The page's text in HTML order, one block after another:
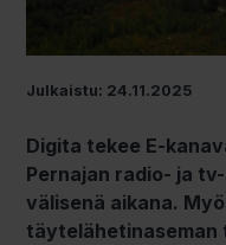
Julkaistu: 24.11.2025
Digita tekee E-
Pernajan radio- ja
välisenä aikana.
täytelähetinaseman